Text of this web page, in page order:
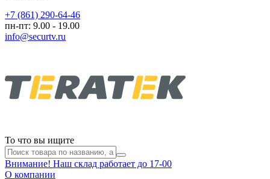
+7 (861) 290-64-46
пн-пт: 9.00 - 19.00
info@securtv.ru
То что вы ищите
Внимание! Наш склад работает до 17-00
О компании